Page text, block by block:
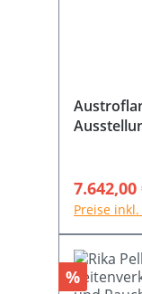
7.642,00
Preise
Rabatt
%